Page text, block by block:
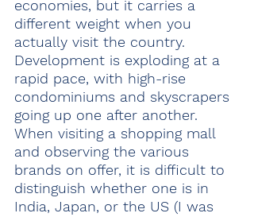
economies, but it carries a
different weight when you
actually visit the country.
Development is exploding at a
rapid pace, with high-rise
condominiums and skyscrapers
going up one after another.
When visiting a shopping mall
and observing the various
brands on offer, it is difficult to
distinguish whether one is in
India, Japan, or the US (I was